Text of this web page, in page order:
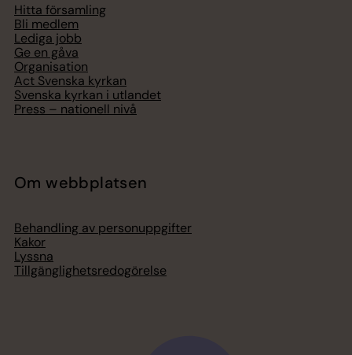
Hitta församling
Bli medlem
Lediga jobb
Ge en gåva
Organisation
Act Svenska kyrkan
Svenska kyrkan i utlandet
Press – nationell nivå
Om webbplatsen
Behandling av personuppgifter
Kakor
Lyssna
Tillgänglighetsredogörelse